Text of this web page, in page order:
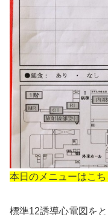
本日のメニューはこち
標準12誘導心電図を